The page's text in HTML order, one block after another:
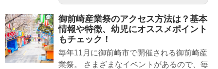
御前崎産業祭のアクセス方法は？基本
情報や特徴、幼児にオススメポイント
もチェック！
毎年11月に御前崎市で開催される御前崎産
業祭。 さまざまなイベントがあるので、毎